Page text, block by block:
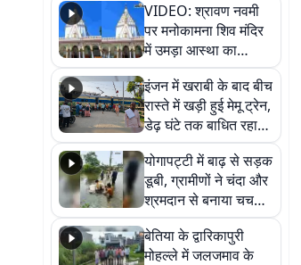
VIDEO: श्रावण नवमी
पर मनोकामना शिव मंदिर
में उमड़ा आस्था का
सैलाब, हर-हर महादेव के
जयघोष से गूंजा परिसर
इंजन में खराबी के बाद बीच
रास्ते में खड़ी हुई मेमू ट्रेन,
डेढ़ घंटे तक बाधित रहा
आवागमन
योगापट्टी में बाढ़ से सड़क
डूबी, ग्रामीणों ने चंदा और
श्रमदान से बनाया चचरी
पुल
बेतिया के द्वारिकापुरी
मोहल्ले में जलजमाव के